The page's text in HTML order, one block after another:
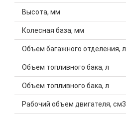
Высота, мм
Колесная база, мм
Объем багажного отделения, л
Объем топливного бака, л
Объем топливного бака, л
Рабочий объем двигателя, см3